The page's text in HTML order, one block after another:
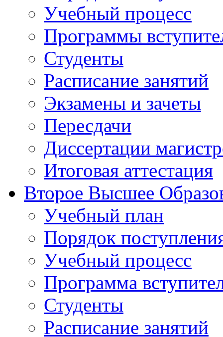
Учебный процесс
Программы
Студенты
Расписание занятий
Экзамены и зачеты
Пересдачи
Диссертации
Итоговая аттестация
Второе Высшее
Учебный план
Порядок
Учебный процесс
Программа
Студенты
Расписание занятий